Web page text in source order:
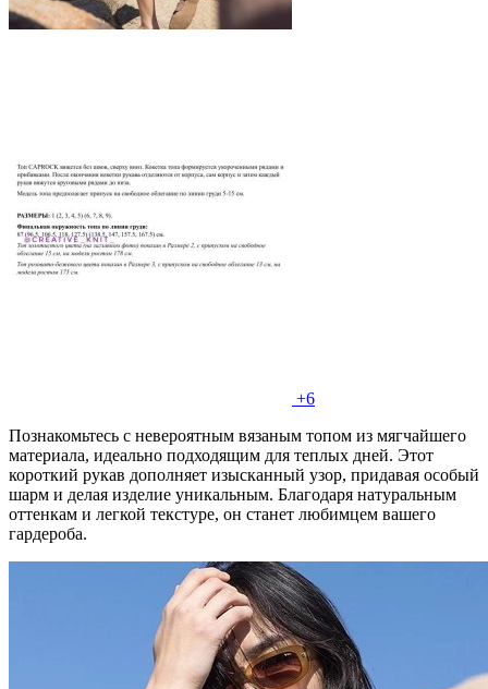
+6
Познакомьтесь с невероятным вязаным топом из мягчайшего
материала, идеально подходящим для теплых дней. Этот
короткий рукав дополняет изысканный узор, придавая особый
шарм и делая изделие уникальным. Благодаря натуральным
оттенкам и легкой текстуре, он станет любимцем вашего
гардероба.